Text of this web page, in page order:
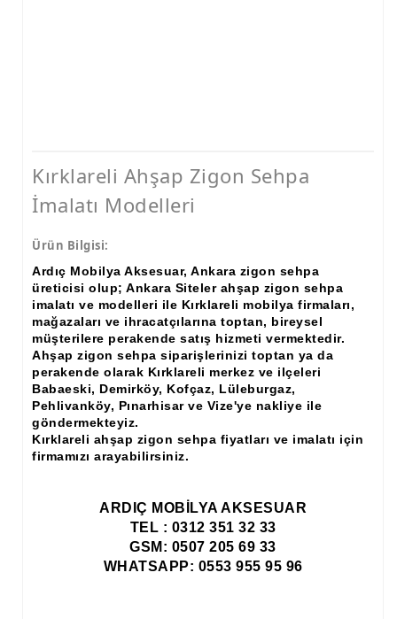
Kırklareli Ahşap Zigon Sehpa
İmalatı Modelleri
Ürün Bilgisi:
Ardıç Mobilya Aksesuar, Ankara zigon sehpa
üreticisi olup; Ankara Siteler ahşap zigon sehpa
imalatı ve modelleri ile Kırklareli mobilya firmaları,
mağazaları ve ihracatçılarına toptan, bireysel
müşterilere perakende satış hizmeti vermektedir.
Ahşap zigon sehpa siparişlerinizi toptan ya da
perakende olarak Kırklareli merkez ve ilçeleri
Babaeski, Demirköy, Kofçaz, Lüleburgaz,
Pehlivanköy, Pınarhisar ve Vize'ye nakliye ile
göndermekteyiz.
Kırklareli ahşap zigon sehpa fiyatları ve imalatı için
firmamızı arayabilirsiniz.
ARDIÇ MOBİLYA AKSESUAR
TEL : 0312 351 32 33
GSM: 0507 205 69 33
WHATSAPP: 0553 955 95 96